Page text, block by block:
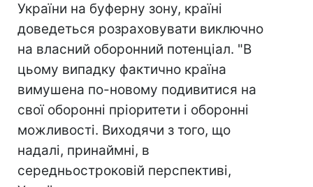
України на буферну зону, країні
доведеться розраховувати виключно
на власний оборонний потенціал. "В
цьому випадку фактично країна
вимушена по-новому подивитися на
свої оборонні пріоритети і оборонні
можливості. Виходячи з того, що
надалі, принаймні, в
середньостроковій перспективі,